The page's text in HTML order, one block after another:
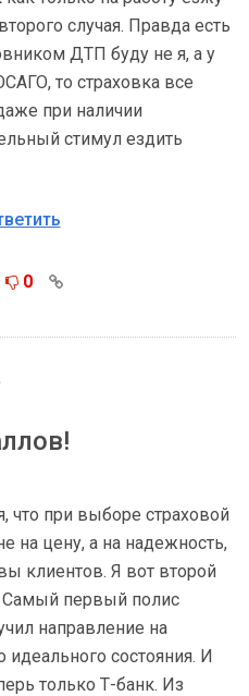
случая. Правда есть
ДТП буду не я, а у
то страховка все
при наличии
стимул ездить
0
что при выборе страховой
на цену, а на надежность,
клиентов. Я вот второй
Самый первый полис
направление на
состояния. И
только Т-банк. Из